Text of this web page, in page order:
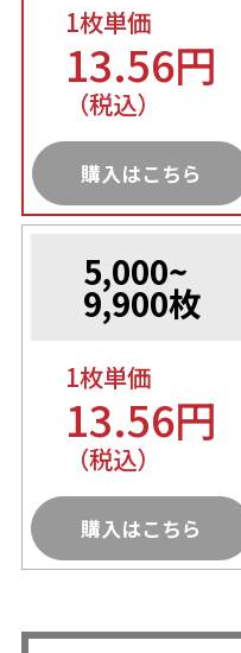
1枚単価
13.56円
（税込）
購入はこちら
5,000~
9,900枚
1枚単価
13.56円
（税込）
購入はこちら